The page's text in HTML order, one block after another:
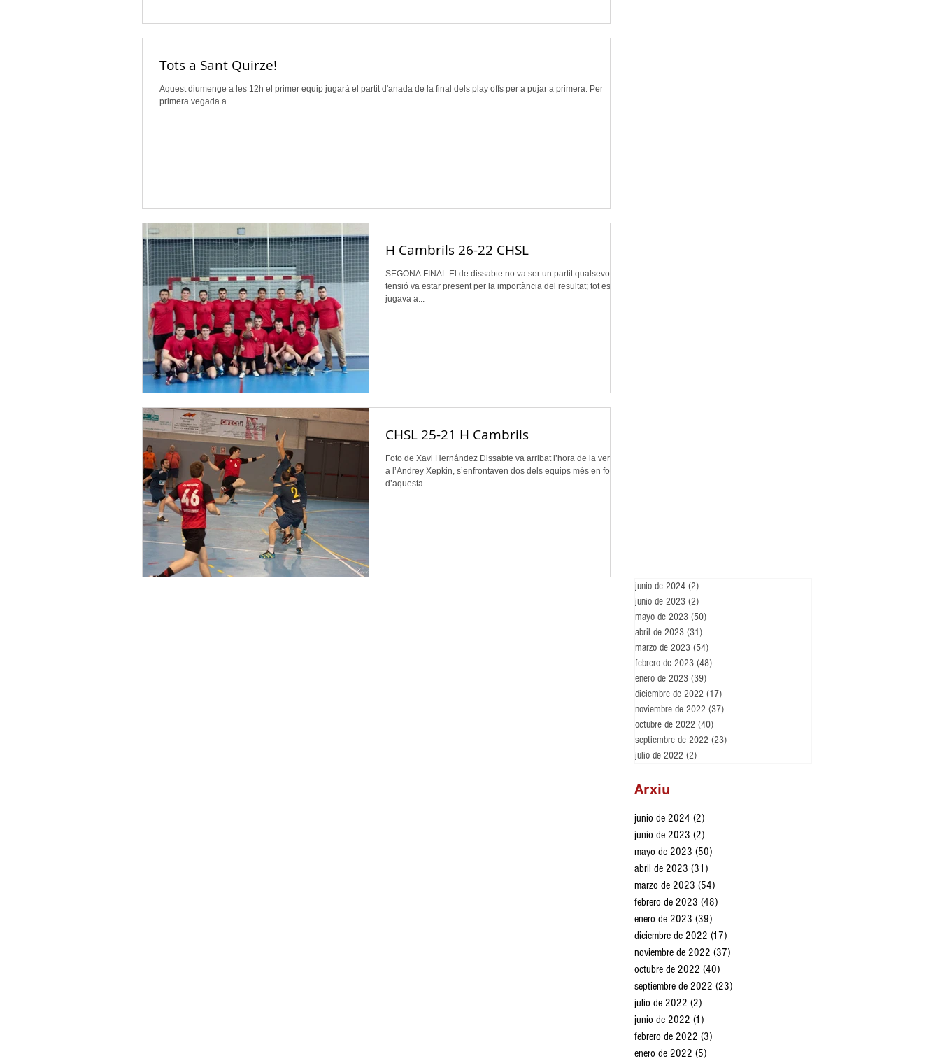
Tots a Sant Quirze!
Aquest diumenge a les 12h el primer equip jugarà el partit d'anada de la final dels play offs per a pujar a primera. Per
primera vegada a...
H Cambrils 26-22 CHSL
SEGONA FINAL El de dissabte no va ser un partit qualsevol, la
tensió va estar present per la importància del resultat; tot es
jugava a...
CHSL 25-21 H Cambrils
Foto de Xavi Hernández Dissabte va arribat l’hora de la veritat
a l’Andrey Xepkin, s’enfrontaven dos dels equips més en forma
d’aquesta...
junio de 2024 (2)
junio de 2023 (2)
mayo de 2023 (50)
abril de 2023 (31)
marzo de 2023 (54)
febrero de 2023 (48)
enero de 2023 (39)
diciembre de 2022 (17)
noviembre de 2022 (37)
octubre de 2022 (40)
septiembre de 2022 (23)
julio de 2022 (2)
Arxiu
junio de 2024 (2)
junio de 2023 (2)
mayo de 2023 (50)
abril de 2023 (31)
marzo de 2023 (54)
febrero de 2023 (48)
enero de 2023 (39)
diciembre de 2022 (17)
noviembre de 2022 (37)
octubre de 2022 (40)
septiembre de 2022 (23)
julio de 2022 (2)
junio de 2022 (1)
febrero de 2022 (3)
enero de 2022 (5)